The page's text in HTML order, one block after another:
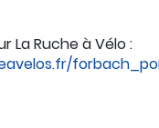
La Ruche à Vélo :